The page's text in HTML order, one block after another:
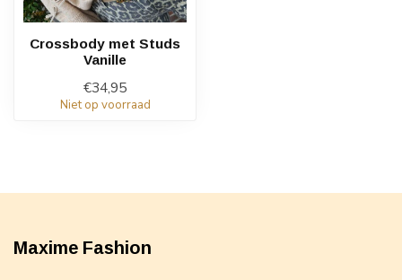
Crossbody met Studs
Vanille
€34,95
Niet op voorraad
Maxime Fashion